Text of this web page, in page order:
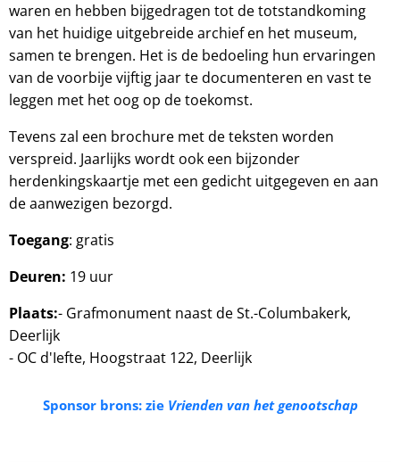
waren en hebben bijgedragen tot de totstandkoming
van het huidige uitgebreide archief en het museum,
samen te brengen. Het is de bedoeling hun ervaringen
van de voorbije vijftig jaar te documenteren en vast te
leggen met het oog op de toekomst.
Tevens zal een brochure met de teksten worden
verspreid. Jaarlijks wordt ook een bijzonder
herdenkingskaartje met een gedicht uitgegeven en aan
de aanwezigen bezorgd.
Toegang: gratis
Deuren: 19 uur
Plaats:- Grafmonument naast de St.-Columbakerk,
Deerlijk
- OC d'Iefte, Hoogstraat 122, Deerlijk
Sponsor brons: zie Vrienden van het genootschap